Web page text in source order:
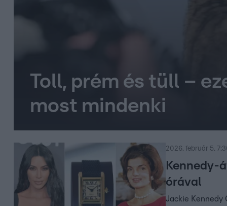
Toll, prém és tüll –
most mindenki
2026. február 5.
Kennedy-
órával
Jackie Kennedy